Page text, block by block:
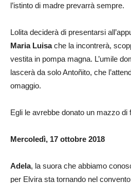
l’istinto di madre prevarrà sempre.
Lolita deciderà di presentarsi
Maria Luisache la incontrerà,
vestita in pompa magna. L’umile
lascerà da solo Antoñito, che
omaggio.
Egli le avrebbe donato un mazzo di
Mercoledì, 17 ottobre 2018
Adela, la suora che abbiamo
per Elvira sta tornando nel